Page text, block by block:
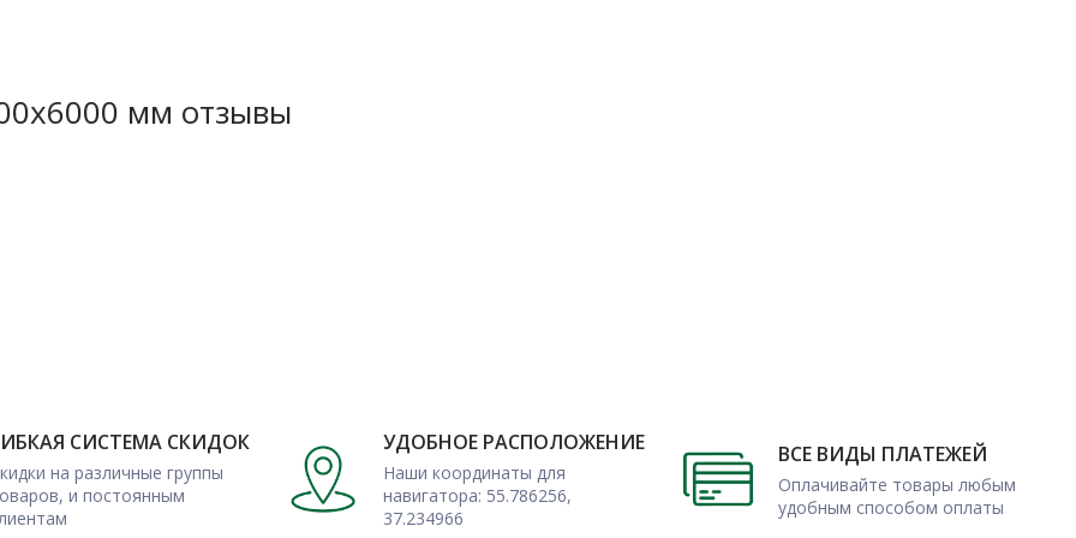
имеет весьма обширное
проведение облицовочных
доска и для сооружения
качественной доставкой
мм отзывы
СИСТЕМА СКИДОК
на различные группы
и постоянным
УДОБНОЕ РАСПОЛОЖЕНИЕ
Наши координаты для
навигатора: 55.786256,
37.234966
ВСЕ ВИДЫ ПЛАТЕЖЕЙ
Оплачивайте товары любым
удобным способом оплаты